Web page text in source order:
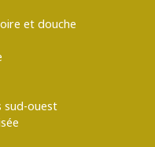
et douche
sud-ouest